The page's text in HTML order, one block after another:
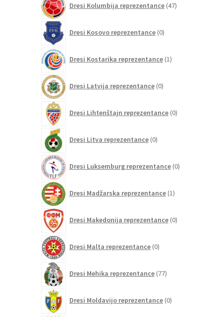
Dresi Kolumbija reprezentance 47izdelkov
Dresi Kosovo reprezentance 0izdelkov
Dresi Kostarika reprezentance 1izdelek
Dresi Latvija reprezentance 0izdelkov
Dresi Lihtenštajn reprezentance 0izdelkov
Dresi Litva reprezentance 0izdelkov
Dresi Luksemburg reprezentance 0izdelkov
Dresi Madžarska reprezentance 1izdelek
Dresi Makedonija reprezentance 0izdelkov
Dresi Malta reprezentance 0izdelkov
Dresi Mehika reprezentance 77izdelkov
Dresi Moldavijo reprezentance 0izdelkov